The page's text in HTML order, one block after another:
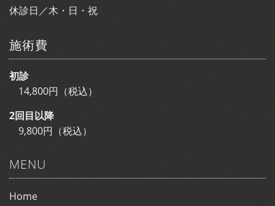
休診日／木・日・祝
施術費
初診
14,800円（税込）
2回目以降
9,800円（税込）
MENU
Home